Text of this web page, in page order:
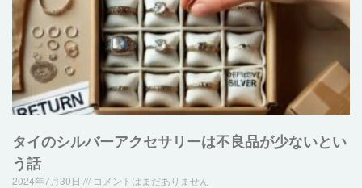
タイのシルバーアクセサリーは不良品が少ないとい
う話
2024年7月30日 コメントはまだありません